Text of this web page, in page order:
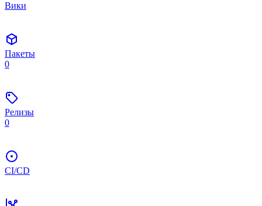
Вики
Пакеты
0
Релизы
0
CI/CD